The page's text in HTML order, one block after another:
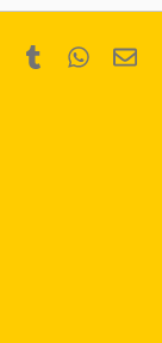
a
Pinterest
Tumblr